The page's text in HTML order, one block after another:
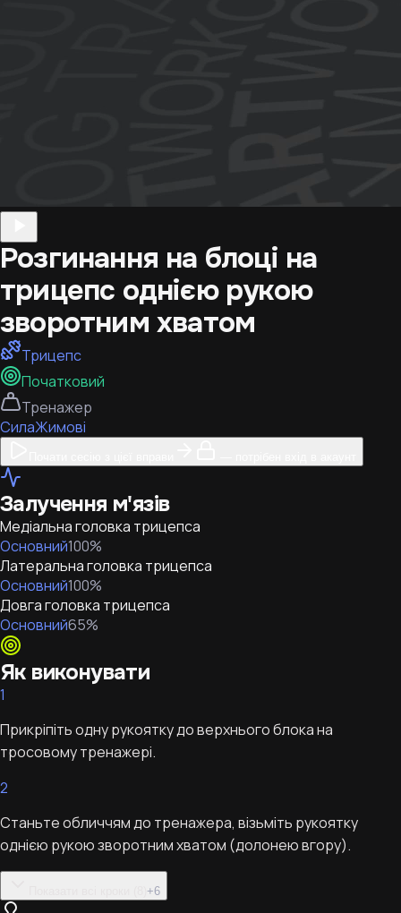
Розгинання на блоці на
трицепс однією рукою
зворотним хватом
Трицепс
Початковий
Тренажер
СилаЖимові
Залучення м'язів
Медіальна головка трицепса
Основний100%
Латеральна головка трицепса
Основний100%
Довга головка трицепса
Основний65%
Як виконувати
1
Прикріпіть одну рукоятку до верхнього блока на
тросовому тренажері.
2
Станьте обличчям до тренажера, візьміть рукоятку
однією рукою зворотним хватом (долонею вгору).
+6